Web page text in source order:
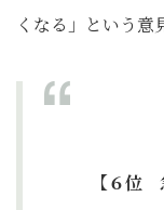
くなる」という意
【６位